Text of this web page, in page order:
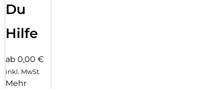
Du
Hilfe
ab 0,00 €
inkl. MwSt.
Mehr